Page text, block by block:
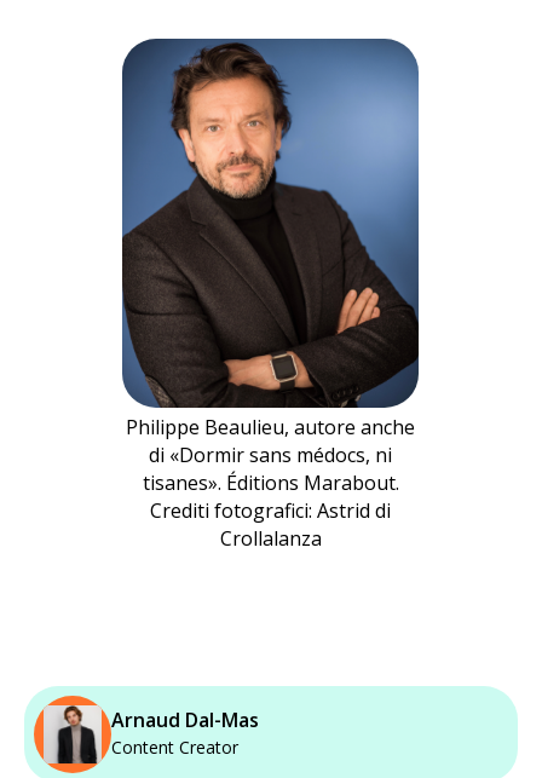
Philippe Beaulieu, autore anche
di «Dormir sans médocs, ni
tisanes». Éditions Marabout.
Crediti fotografici: Astrid di
Crollalanza
Arnaud Dal-Mas
Content Creator